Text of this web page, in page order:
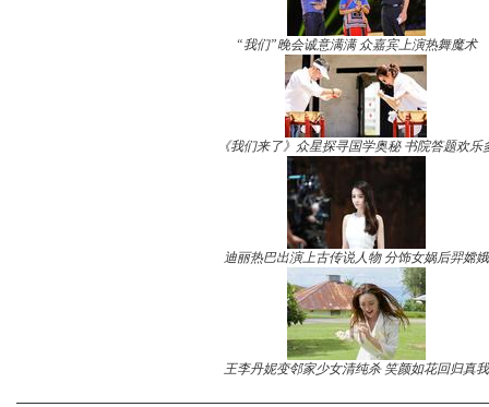
“我们”晚会诚意满满 众嘉宾上演热舞魔术
《我们来了》众星探寻国学奥秘 书院答题欢乐
迪丽热巴出演上古传说人物 分饰女娲后羿嫦娥
王李丹妮变邻家少女清纯杀 笑颜如花回归真我